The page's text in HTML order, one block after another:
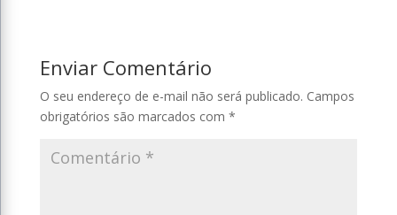
Enviar Comentário
O seu endereço de e-mail não será publicado. Campos
obrigatórios são marcados com *